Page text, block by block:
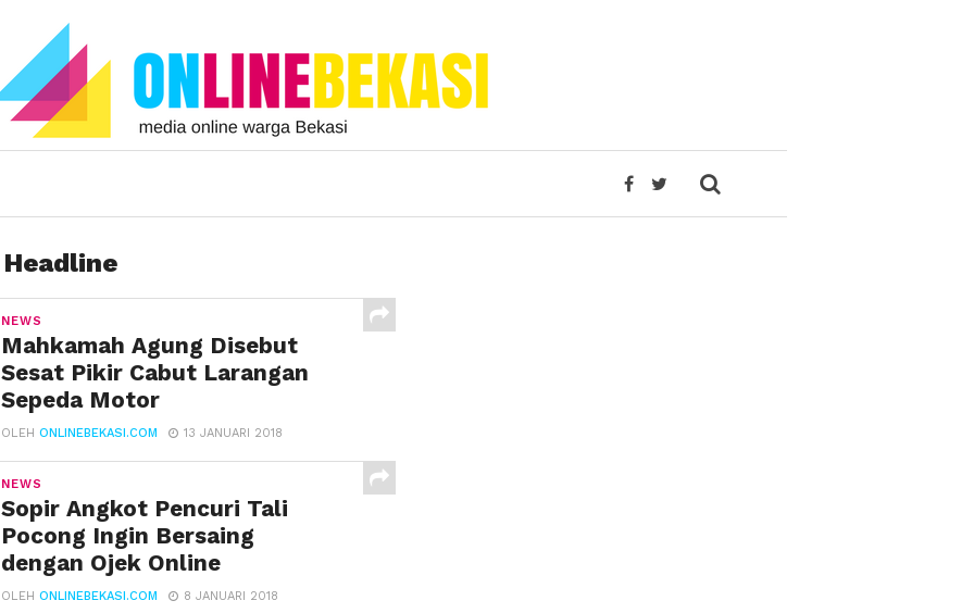
NEWS
Mahkamah Agung Disebut
Sesat Pikir Cabut Larangan
Sepeda Motor
OLEHONLINEBEKASI.COM 13 JANUARI 2018
NEWS
Sopir Angkot Pencuri Tali
Pocong Ingin Bersaing
dengan Ojek Online
OLEHONLINEBEKASI.COM 8 JANUARI 2018